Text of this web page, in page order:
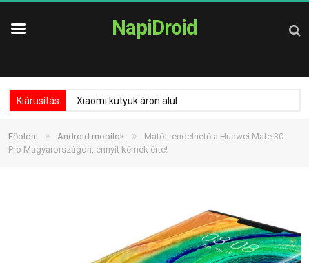
NapiDroid
Kiárusítás Xiaomi kütyük áron alul
Főoldal » Android mobilok »
Mától rendelhető a Huawei Mate 30
Pro Magyarországon, ennyit kérnek érte!